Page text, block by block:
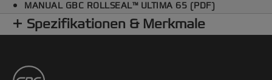
MANUAL GBC ROLLSEAL™ ULTIMA 65 (PDF)
Spezifikationen & Merkmale